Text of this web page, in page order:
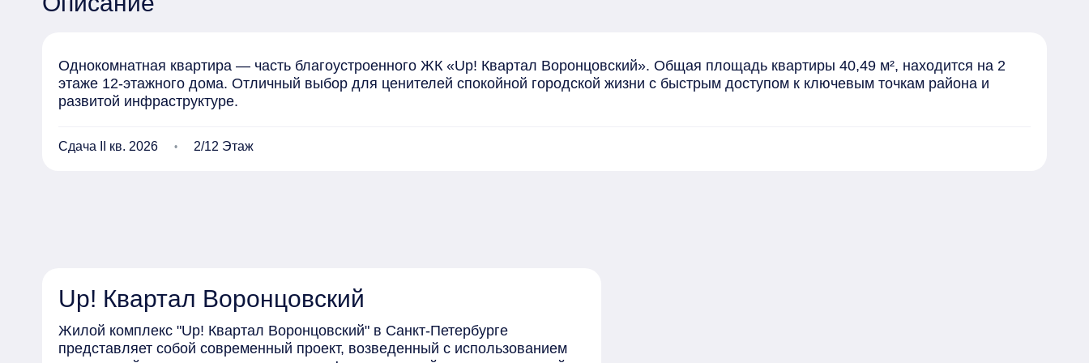
Однокомнатная квартира — часть благоустроенного ЖК «Up! Квартал Воронцовский». Общая площадь квартиры 40,49 м², находится на 2
этаже 12-этажного дома. Отличный выбор для ценителей спокойной городской жизни с быстрым доступом к ключевым точкам района и
развитой инфраструктуре.
Сдача II кв. 2026 2/12 Этаж
Up! Квартал Воронцовский
Жилой комплекс "Up! Квартал Воронцовский" в Санкт-Петербурге
представляет собой современный проект, возведенный с использованием